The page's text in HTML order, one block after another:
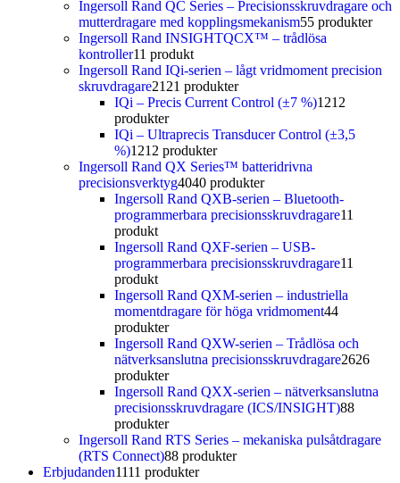
Ingersoll Rand QC Series – Precisionsskruvdragare och
mutterdragare med kopplingsmekanism55 produkter
Ingersoll Rand INSIGHTQCX™ – trådlösa
kontroller11 produkt
Ingersoll Rand IQi-serien – lågt vridmoment precision
skruvdragare21 21 produkter
IQi – Precis Current Control (±7 %)1212
produkter
IQi – Ultraprecis Transducer Control (±3,5
%)1212 produkter
Ingersoll Rand QX Series™ batteridrivna
precisionsverktyg4040 produkter
Ingersoll Rand QXB-serien – Bluetooth-
programmerbara precisionsskruvdragare11
produkt
Ingersoll Rand QXF-serien – USB-
programmerbara precisionsskruvdragare11
produkt
Ingersoll Rand QXM-serien – industriella
momentdragare för höga vridmoment44
produkter
Ingersoll Rand QXW-serien – Trådlösa och
nätverksanslutna precisionsskruvdragare2626
produkter
Ingersoll Rand QXX-serien – nätverksanslutna
precisionsskruvdragare (ICS/INSIGHT)88
produkter
Ingersoll Rand RTS Series – mekaniska pulsåtdragare
(RTS Connect)88 produkter
Erbjudanden1111 produkter